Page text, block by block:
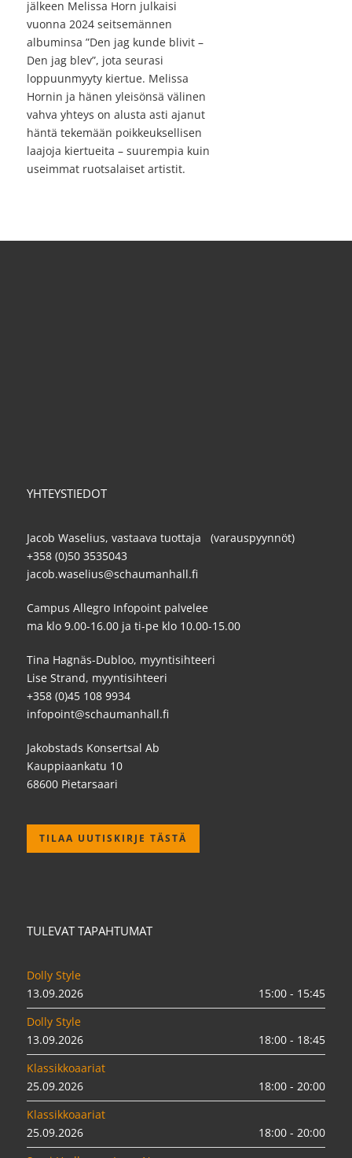
jälkeen Melissa Horn julkaisi
vuonna 2024 seitsemännen
albuminsa ”Den jag kunde blivit –
Den jag blev”, jota seurasi
loppuunmyyty kiertue. Melissa
Hornin ja hänen yleisönsä välinen
vahva yhteys on alusta asti ajanut
häntä tekemään poikkeuksellisen
laajoja kiertueita – suurempia kuin
useimmat ruotsalaiset artistit.
YHTEYSTIEDOT
Jacob Waselius, vastaava tuottaja (varauspyynnöt)
+358 (0)50 3535043
jacob.waselius@schaumanhall.fi
Campus Allegro Infopoint palvelee
ma klo 9.00-16.00 ja ti-pe klo 10.00-15.00
Tina Hagnäs-Dubloo, myyntisihteeri
Lise Strand, myyntisihteeri
+358 (0)45 108 9934
infopoint@schaumanhall.fi
Jakobstads Konsertsal Ab
Kauppiaankatu 10
68600 Pietarsaari
TILAA UUTISKIRJE TÄSTÄ
TULEVAT TAPAHTUMAT
Dolly Style
13.09.2026
15:00 - 15:45
Dolly Style
13.09.2026
18:00 - 18:45
Klassikkoaariat
25.09.2026
18:00 - 20:00
Klassikkoaariat
25.09.2026
18:00 - 20:00